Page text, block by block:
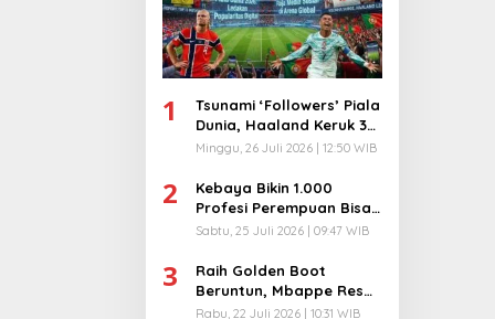
1
Tsunami ‘Followers’ Piala
Dunia, Haaland Keruk 32
Juta, Kiper 40 Tahun
Minggu, 26 Juli 2026 | 12:50 WIB
2
Kebaya Bikin 1.000
Profesi Perempuan Bisa
Menyatu di Arena
Sabtu, 25 Juli 2026 | 09:47 WIB
3
Raih Golden Boot
Beruntun, Mbappe Resmi
Kunci Takhta Top Skor
Rabu, 22 Juli 2026 | 10:31 WIB